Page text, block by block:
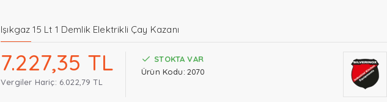
Işıkgaz 15 Lt 1 Demlik Elektrikli Çay Kazanı
7.227,35 TL
Vergiler Hariç: 6.022,79 TL
STOKTA VAR
Ürün Kodu: 2070